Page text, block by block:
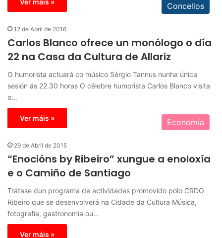
Concellos
12 de Abril de 2016
Carlos Blanco ofrece un monólogo o día
22 na Casa da Cultura de Allariz
O humorista actuará co músico Sérgio Tannus nunha única
sesión ás 22.30 horas O célebre humorista Carlos Blanco visita
o…
Ver máis » Economía
29 de Abril de 2015
“Enocións by Ribeiro” xungue a enoloxía
e o Camiño de Santiago
Trátase dun programa de actividades promovido polo CRDO
Ribeiro que se desenvolverá na Cidade da Cultura Música,
fotografía, gastronomía ou…
Ver máis »